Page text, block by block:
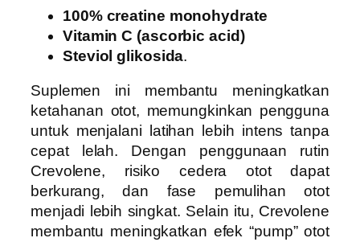
100% creatine monohydrate
Vitamin C (ascorbic acid)
Steviol glikosida.
Suplemen ini membantu meningkatkan
ketahanan otot, memungkinkan pengguna
untuk menjalani latihan lebih intens tanpa
cepat lelah. Dengan penggunaan rutin
Crevolene, risiko cedera otot dapat
berkurang, dan fase pemulihan otot
menjadi lebih singkat. Selain itu, Crevolene
membantu meningkatkan efek “pump” otot